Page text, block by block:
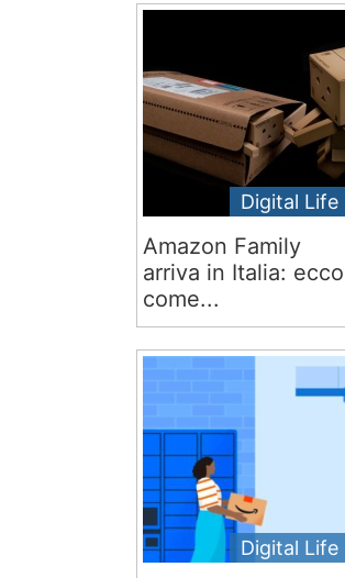
Digital Life
Amazon Family
arriva in Italia: ecco
come...
Digital Life